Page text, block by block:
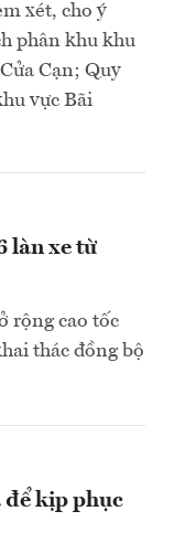
xét, cho ý
phân khu khu
Cạn; Quy
vực Bãi
làn xe từ
rộng cao tốc
thác đồng bộ
để kịp phục